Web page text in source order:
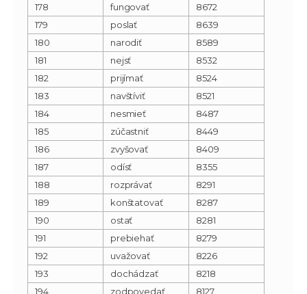
178
fungovať
8672
179
poslať
8639
180
narodiť
8589
181
nejsť
8532
182
prijímať
8524
183
navštíviť
8521
184
nesmieť
8487
185
zúčastniť
8449
186
zvyšovať
8409
187
odísť
8355
188
rozprávať
8291
189
konštatovať
8287
190
ostať
8281
191
prebiehať
8279
192
uvažovať
8226
193
dochádzať
8218
194
zodpovedať 8127